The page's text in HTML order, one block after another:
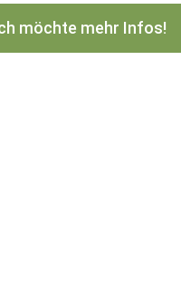
möchte mehr Infos!